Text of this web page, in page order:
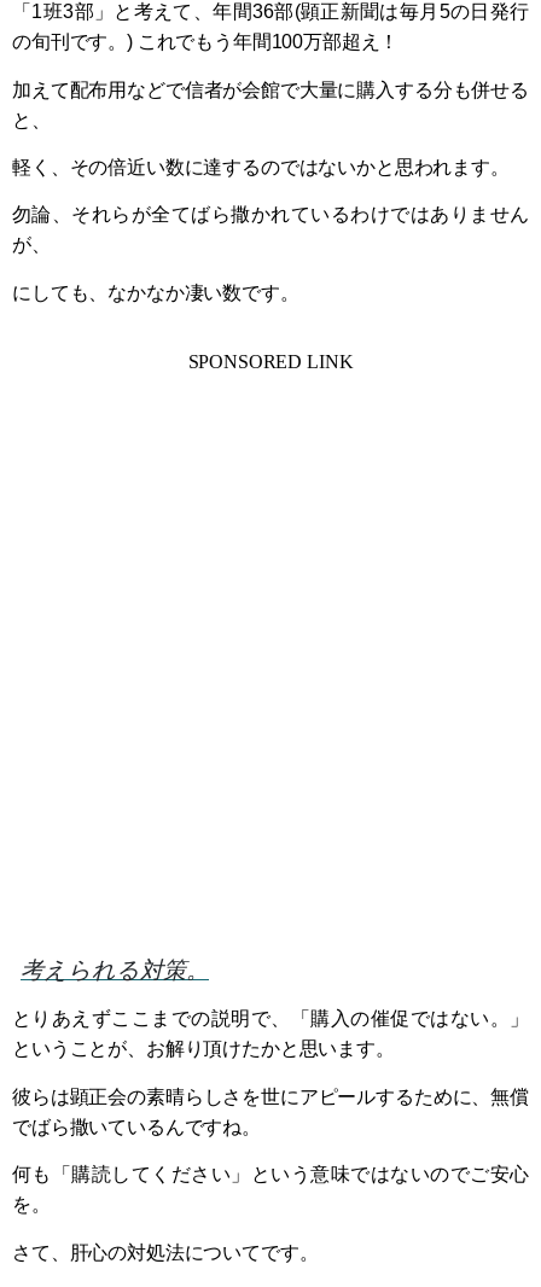
「1班3部」と考えて、年間36部(顕正新聞は毎月5の日発行
の旬刊です。) これでもう年間100万部超え！
加えて配布用などで信者が会館で大量に購入する分も併せる
と、
軽く、その倍近い数に達するのではないかと思われます。
勿論、それらが全てばら撒かれているわけではありません
が、
にしても、なかなか凄い数です。
SPONSORED LINK
考えられる対策。
とりあえずここまでの説明で、「購入の催促ではない。」
ということが、お解り頂けたかと思います。
彼らは顕正会の素晴らしさを世にアピールするために、無償
でばら撒いているんですね。
何も「購読してください」という意味ではないのでご安心
を。
さて、肝心の対処法についてです。